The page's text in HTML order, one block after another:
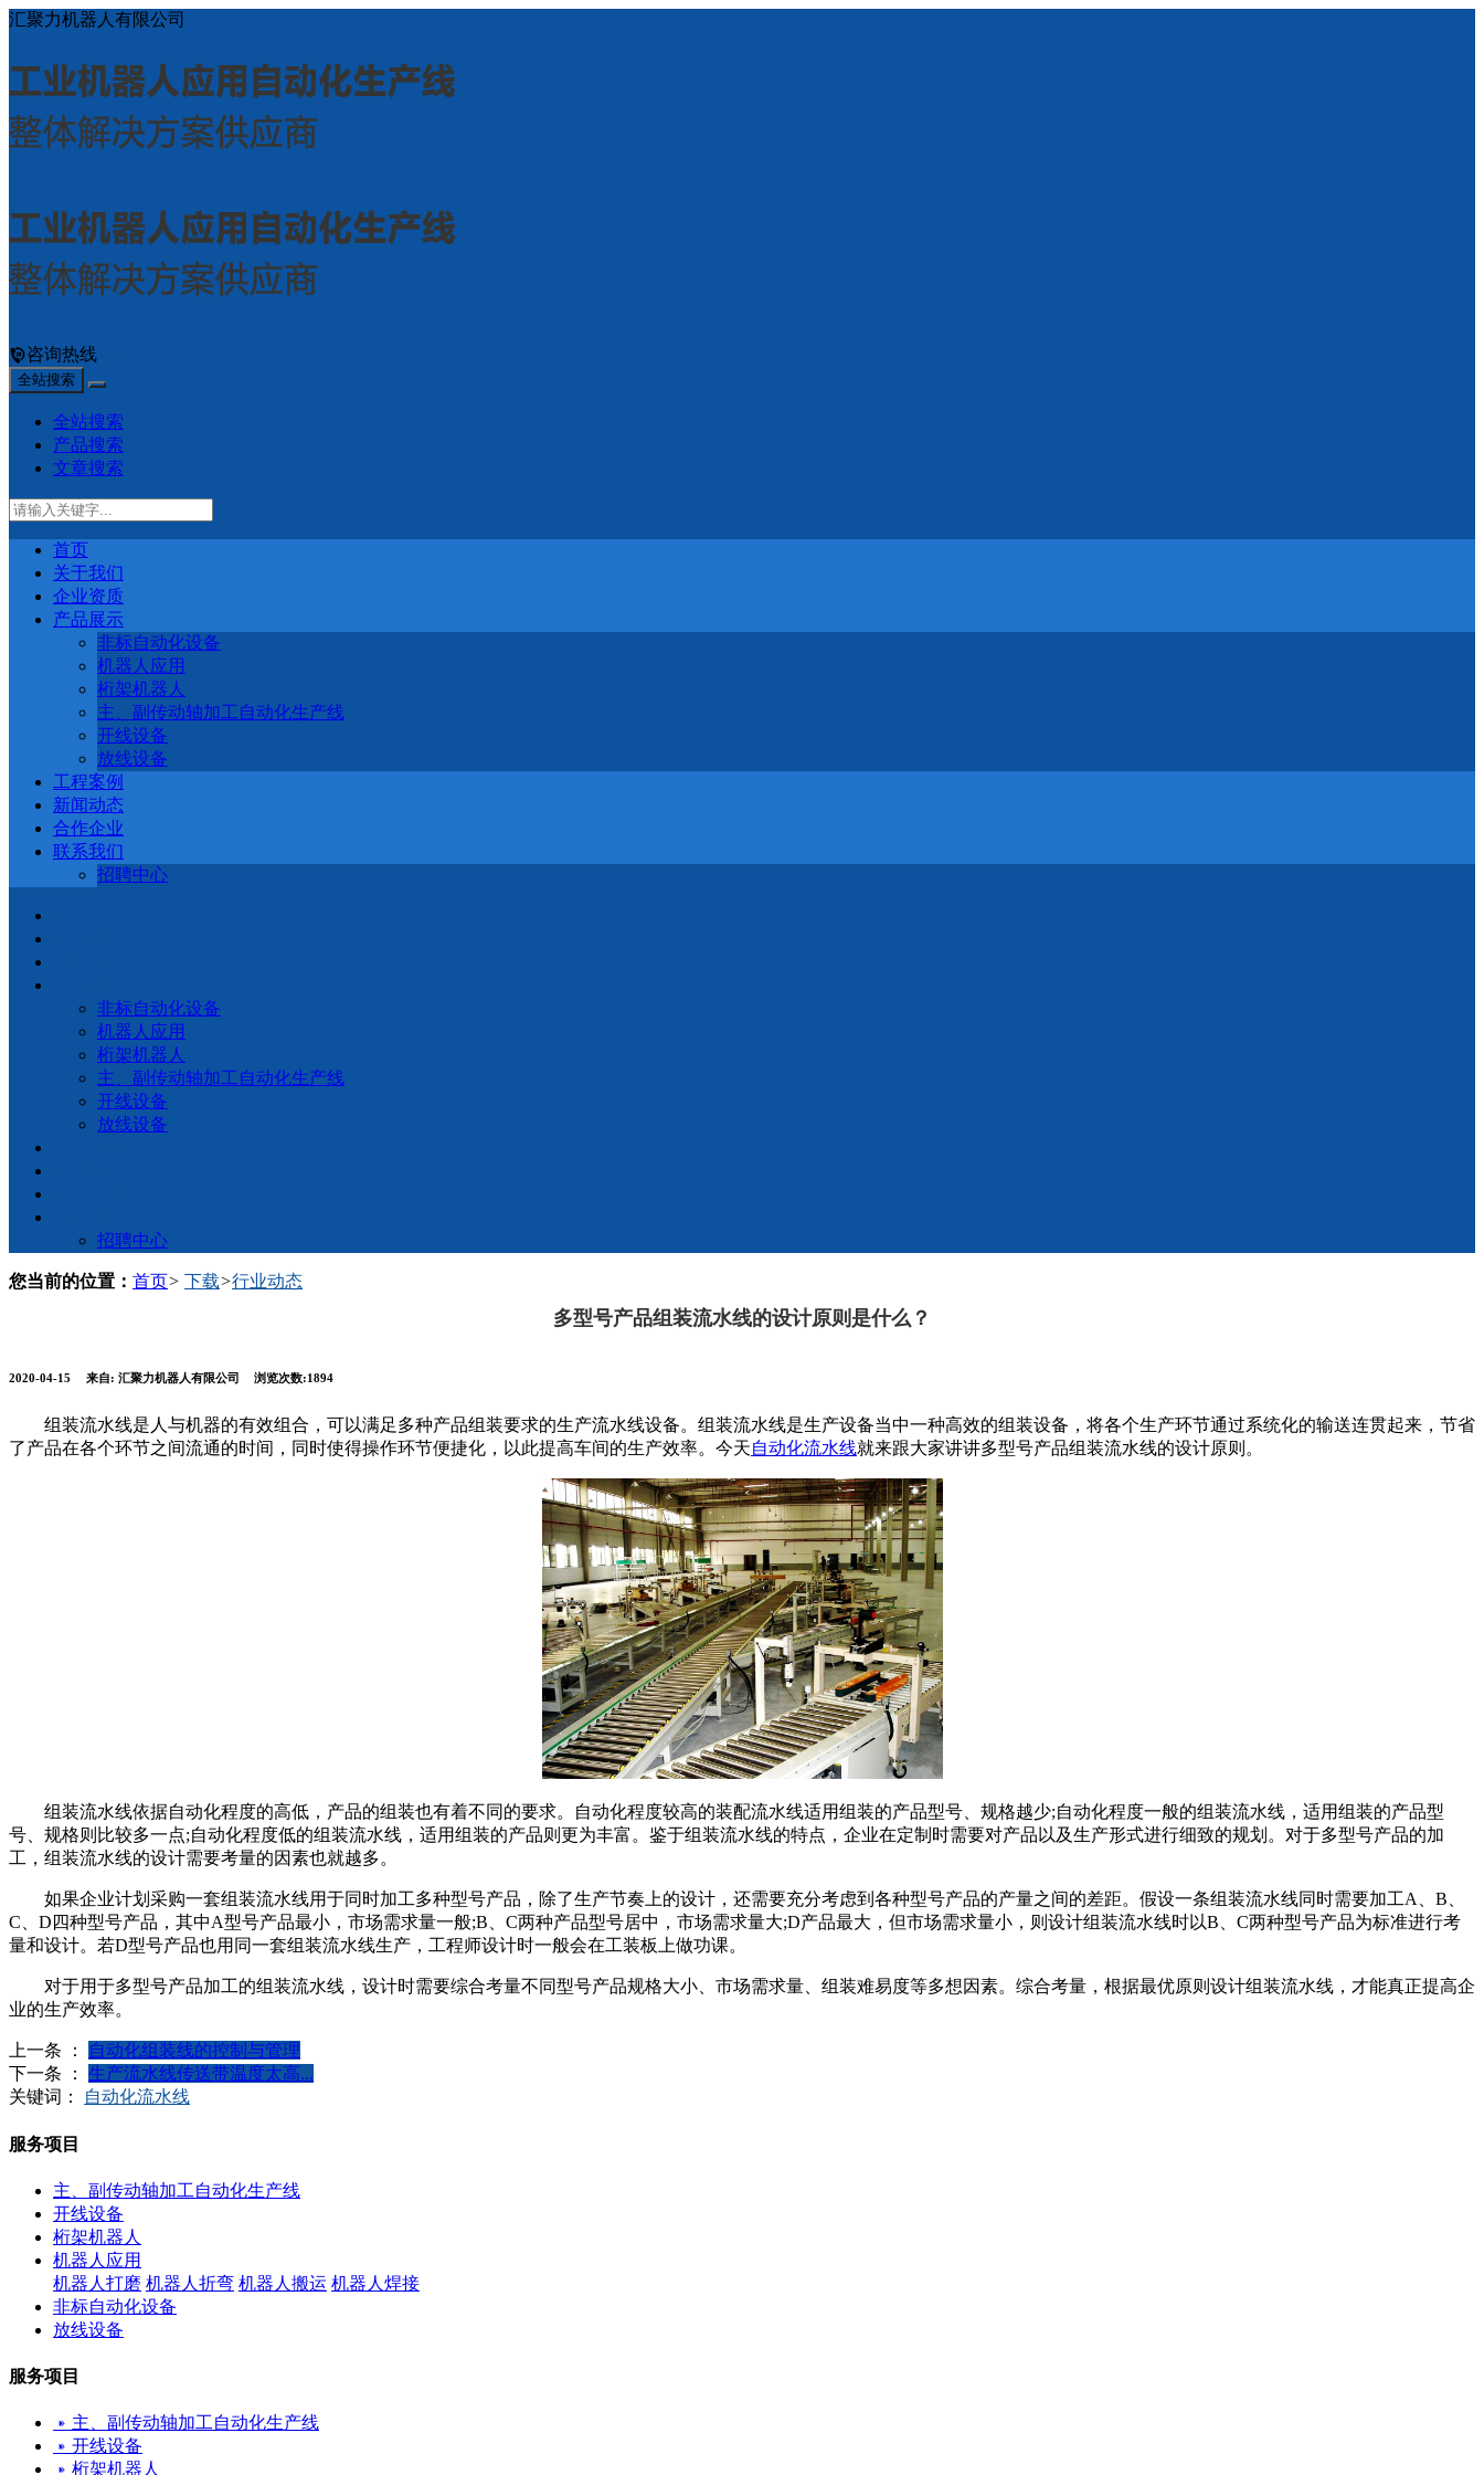
汇聚力机器人有限公司
咨询热线
全站搜索
全站搜索
产品搜索
文章搜索
首页
关于我们
企业资质
产品展示
非标自动化设备
机器人应用
桁架机器人
主、副传动轴加工自动化生产线
开线设备
放线设备
工程案例
新闻动态
合作企业
联系我们
招聘中心
非标自动化设备
机器人应用
桁架机器人
主、副传动轴加工自动化生产线
开线设备
放线设备
招聘中心
您当前的位置： 首页> 下载>行业动态
多型号产品组装流水线的设计原则是什么？
2020-04-15 来自: 汇聚力机器人有限公司 浏览次数:1894
组装流水线是人与机器的有效组合，可以满足多种产品组装要求的生产流水线设备。组装流水线是生产设备当中一种高效的组装设备，将各个生产环节通过系统化的输送连贯起来，节省
了产品在各个环节之间流通的时间，同时使得操作环节便捷化，以此提高车间的生产效率。今天自动化流水线就来跟大家讲讲多型号产品组装流水线的设计原则。
组装流水线依据自动化程度的高低，产品的组装也有着不同的要求。自动化程度较高的装配流水线适用组装的产品型号、规格越少;自动化程度一般的组装流水线，适用组装的产品型
号、规格则比较多一点;自动化程度低的组装流水线，适用组装的产品则更为丰富。鉴于组装流水线的特点，企业在定制时需要对产品以及生产形式进行细致的规划。对于多型号产品的加
工，组装流水线的设计需要考量的因素也就越多。
如果企业计划采购一套组装流水线用于同时加工多种型号产品，除了生产节奏上的设计，还需要充分考虑到各种型号产品的产量之间的差距。假设一条组装流水线同时需要加工A、B、
C、D四种型号产品，其中A型号产品最小，市场需求量一般;B、C两种产品型号居中，市场需求量大;D产品最大，但市场需求量小，则设计组装流水线时以B、C两种型号产品为标准进行考
量和设计。若D型号产品也用同一套组装流水线生产，工程师设计时一般会在工装板上做功课。
对于用于多型号产品加工的组装流水线，设计时需要综合考量不同型号产品规格大小、市场需求量、组装难易度等多想因素。综合考量，根据最优原则设计组装流水线，才能真正提高企
业的生产效率。
上一条 ：
自动化组装线的控制与管理
下一条 ：
生产流水线传送带温度太高...
关键词：
自动化流水线
服务项目
主、副传动轴加工自动化生产线
开线设备
桁架机器人
机器人应用
机器人打磨 机器人折弯 机器人搬运 机器人焊接
非标自动化设备
放线设备
服务项目
主、副传动轴加工自动化生产线
开线设备
桁架机器人